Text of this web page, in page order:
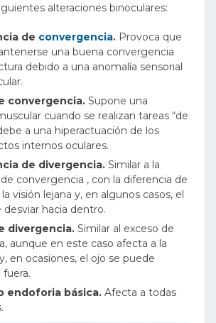
alteraciones binoculares:
de convergencia. Provoca que
una buena convergencia
debido a una anomalía sensorial
convergencia. Supone una
cuando se realizan tareas “de
a una hiperactuación de los
internos oculares.
de divergencia. Similar a la
convergencia , con la diferencia de
visión lejana y, en algunos casos, el
desviar hacia dentro.
divergencia. Similar al exceso de
aunque en este caso afecta a la
en ocasiones, el ojo se puede
fuera.
endoforia básica. Afecta a todas